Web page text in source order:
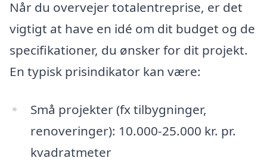
Når du overvejer totalentreprise, er det
vigtigt at have en idé om dit budget og de
specifikationer, du ønsker for dit projekt.
En typisk prisindikator kan være:
Små projekter (fx tilbygninger,
renoveringer): 10.000-25.000 kr. pr.
kvadratmeter